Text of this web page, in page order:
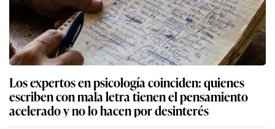
Los expertos en psicología coinciden: quienes
escriben con mala letra tienen el pensamiento
acelerado y no lo hacen por desinterés